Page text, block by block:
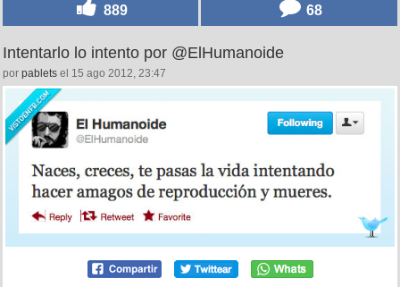
889 68
Intentarlo lo intento por @ElHumanoide
por pablets el 15 ago 2012, 23:47